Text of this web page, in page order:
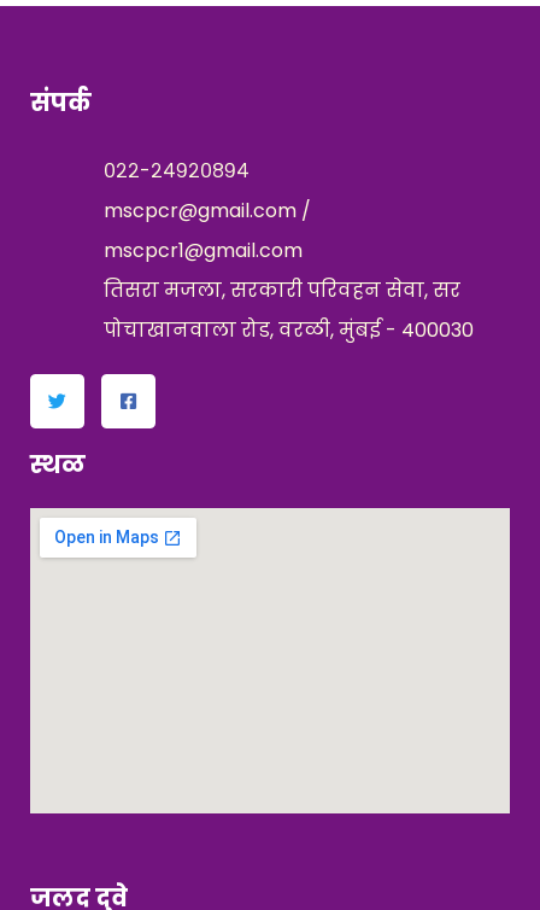
संपर्क
०२२-२४९२०८९४
mscpcr@gmail.com /
mscpcr1@gmail.com
तिसरा मजला, सरकारी परिवहन सेवा, सर
पोचाखानवाला रोड, वरळी, मुंबई - 400030
स्थळ
जलद दुवे